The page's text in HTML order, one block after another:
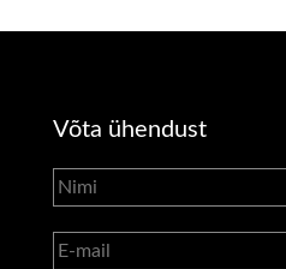
Võta ühendust